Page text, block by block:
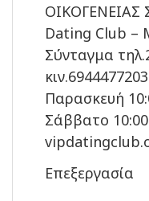
ΟΙΚΟΓΕΝΕΙΑΣ
Dating Club –
Σύνταγμα
Παρασκευή
Σάββατο
Επεξεργασία